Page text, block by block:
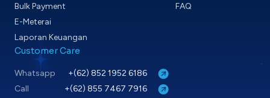
Bulk Payment
E-Meterai
Laporan Keuangan
FAQ
Customer Care
Whatsapp
+(62) 852 1952 6186
Call
+(62) 855 7467 7916